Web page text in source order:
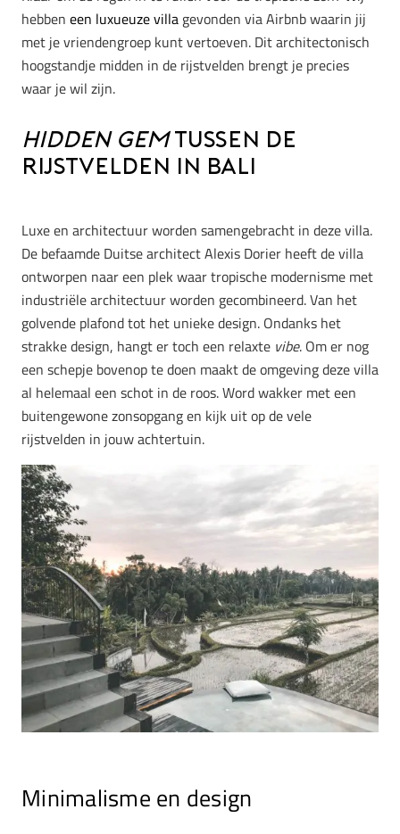
hebben een luxueuze villa gevonden via Airbnb waarin jij
met je vriendengroep kunt vertoeven. Dit architectonisch
hoogstandje midden in de rijstvelden brengt je precies
waar je wil zijn.
Hidden gemtussen de
rijstvelden in Bali
Luxe en architectuur worden samengebracht in deze villa.
De befaamde Duitse architect Alexis Dorier heeft de villa
ontworpen naar een plek waar tropische modernisme met
industriële architectuur worden gecombineerd. Van het
golvende plafond tot het unieke design. Ondanks het
strakke design, hangt er toch een relaxte vibe. Om er nog
een schepje bovenop te doen maakt de omgeving deze villa
al helemaal een schot in de roos. Word wakker met een
buitengewone zonsopgang en kijk uit op de vele
rijstvelden in jouw achtertuin.
Minimalisme en design